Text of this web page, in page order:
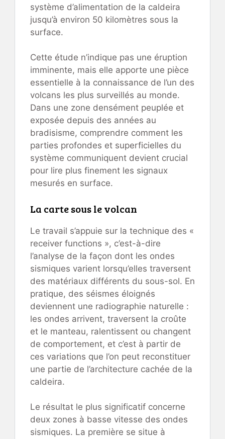
système d’alimentation de la caldeira
jusqu’à environ 50 kilomètres sous la
surface.
Cette étude n’indique pas une éruption
imminente, mais elle apporte une pièce
essentielle à la connaissance de l’un des
volcans les plus surveillés au monde.
Dans une zone densément peuplée et
exposée depuis des années au
bradisisme, comprendre comment les
parties profondes et superficielles du
système communiquent devient crucial
pour lire plus finement les signaux
mesurés en surface.
La carte sous le volcan
Le travail s’appuie sur la technique des «
receiver functions », c’est-à-dire
l’analyse de la façon dont les ondes
sismiques varient lorsqu’elles traversent
des matériaux différents du sous-sol. En
pratique, des séismes éloignés
deviennent une radiographie naturelle :
les ondes arrivent, traversent la croûte
et le manteau, ralentissent ou changent
de comportement, et c’est à partir de
ces variations que l’on peut reconstituer
une partie de l’architecture cachée de la
caldeira.
Le résultat le plus significatif concerne
deux zones à basse vitesse des ondes
sismiques. La première se situe à